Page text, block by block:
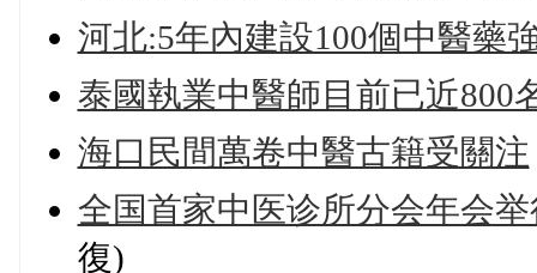
河北:5年內建設100個中醫藥
泰國執業中醫師目前已近800
海口民間萬卷中醫古籍受關注
全国首家中医诊所分会年会
復)